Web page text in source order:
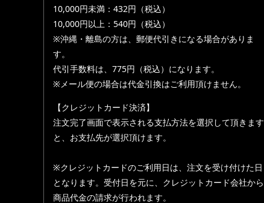
10,000円未満：432円（税込）
10,000円以上：540円（税込）
※沖縄・離島の方は、郵便代引きになる場合がありま
す。
代引手数料は、775円（税込）になります。
※メール便の場合は代金引換はご利用頂けません。
【クレジットカード決済】
注文完了画面で表示される支払方法を選択して頂きます
と、お支払先が選択頂けます。
※クレジットカードのご利用日は、注文を受け付けた日
となります。受付日を元に、クレジットカード会社から
商品代金の請求が行われます。